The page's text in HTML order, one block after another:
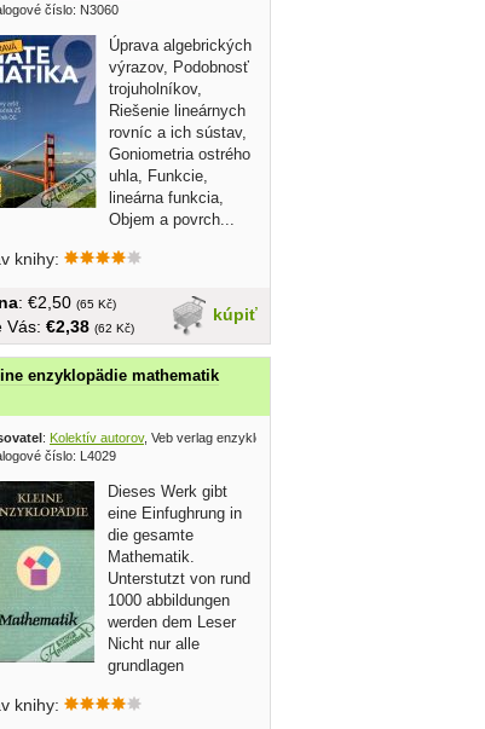
číslo: N3060
Úprava algebrických
výrazov, Podobnosť
trojuholníkov,
Riešenie lineárnych
rovníc a ich sústav,
Goniometria ostrého
uhla, Funkcie,
lineárna funkcia,
Objem a povrch...
knihy:
kúpiť
: €2,50 (65 Kč)
Vás: €2,38 (62 Kč)
enzyklopädie mathematik
: Kolektív autorov, Veb verlag enzyklopädie 1965
číslo: L4029
Dieses Werk gibt
eine Einfughrung in
die gesamte
Mathematik.
Unterstutzt von rund
1000 abbildungen
werden dem Leser
Nicht nur alle
grundlagen
knihy: